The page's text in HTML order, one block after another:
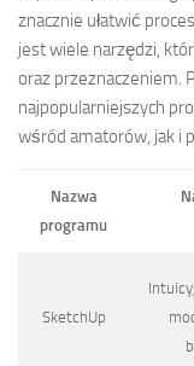
znacznie ułatwić
jest wiele narzędzi,
oraz przeznaczeniem.
najpopularniejszych
wśród amatorów, jak i
Nazwa
programu
SketchUp